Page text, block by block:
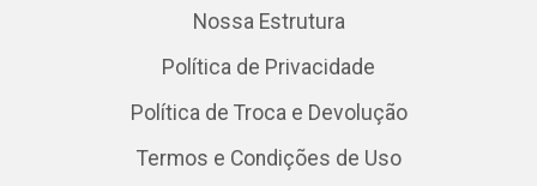
Nossa Estrutura
Política de Privacidade
Política de Troca e Devolução
Termos e Condições de Uso